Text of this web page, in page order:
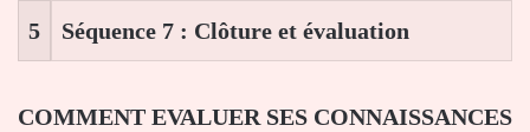
5 Séquence 7 : Clôture et évaluation
COMMENT EVALUER SES CONNAISSANCES